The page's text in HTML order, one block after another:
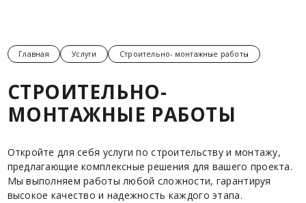
Главная Услуги Строительно- монтажные работы
СТРОИТЕЛЬНО-
МОНТАЖНЫЕ РАБОТЫ
Откройте для себя услуги по строительству и монтажу,
предлагающие комплексные решения для вашего проекта.
Мы выполняем работы любой сложности, гарантируя
высокое качество и надежность каждого этапа.